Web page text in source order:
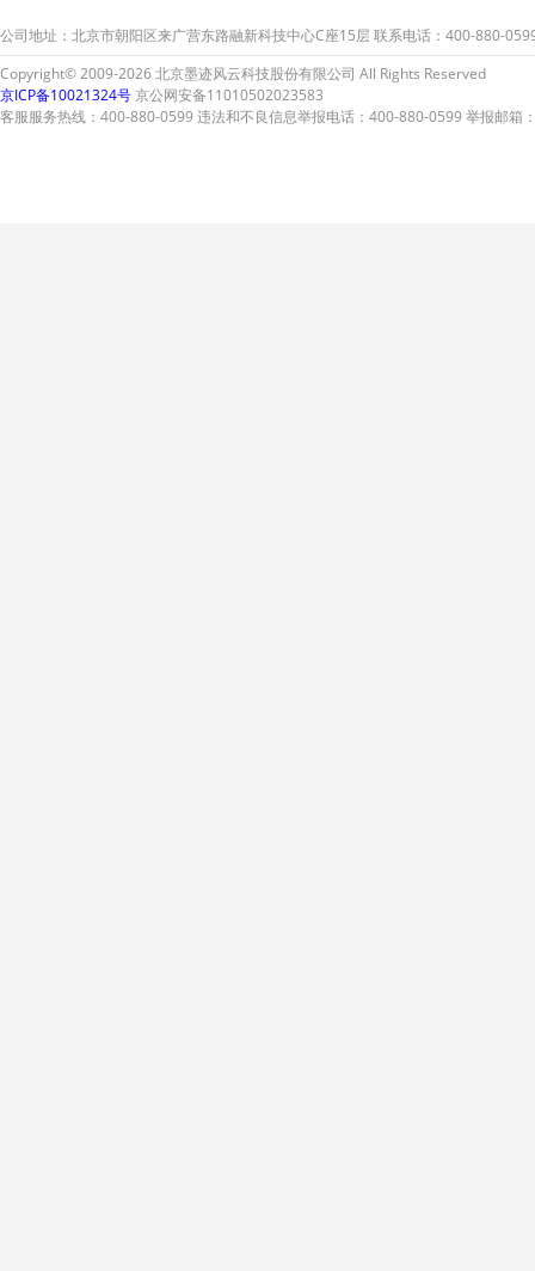
公司地址：北京市朝阳区来广营东路融新科技中心C座15层 联系电话：400-880-
Copyright© 2009-2026 北京墨迹风云科技股份有限公司 All Rights Reserved
京ICP备10021324号京公网安备11010502023583
客服服务热线：400-880-0599 违法和不良信息举报电话：400-880-0599 举报邮箱